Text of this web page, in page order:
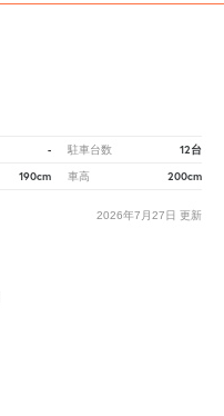
- 駐車台数 12台
190cm 車高 200cm
2026年7月27日 更新